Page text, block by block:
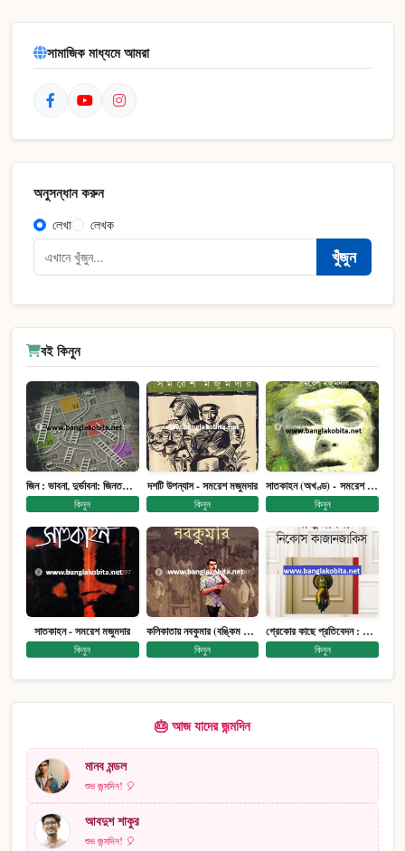
সামাজিক মাধ্যমে আমরা
অনুসন্ধান করুন
লেখা লেখক
খুঁজুন
বই কিনুন
জিন : ভাবনা, দুর্ভাবনা: জিনতত্ত্ব সমাজ ইতিহাস (পেপারব্যাক)
কিনুন
দশটি উপন্যাস - সমরেশ মজুমদার
কিনুন
সাতকাহন (অখণ্ড) - সমরেশ মজুমদার
কিনুন
সাতকাহন - সমরেশ মজুমদার
কিনুন
কলিকাতায় নবকুমার (বঙ্কিম পুরষ্কারে সম্মানিত)(মানবিক মেগা উপন্যাস)
কিনুন
গ্রেকোর কাছে প্রতিবেদন : আত্মজীবনী
কিনুন
🎂 আজ যাদের জন্মদিন
মানব মন্ডল
শুভ জন্মদিন! 🎈
আবদুশ শাকুর
শুভ জন্মদিন! 🎈